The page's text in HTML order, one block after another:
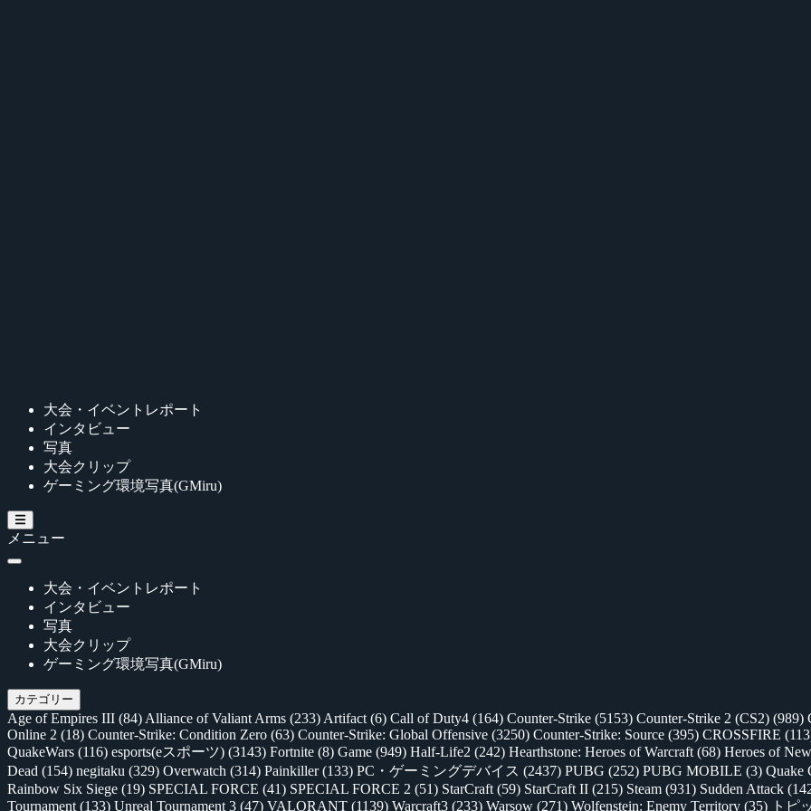
大会・イベントレポート
インタビュー
写真
大会クリップ
ゲーミング環境写真(GMiru)
メニュー
大会・イベントレポート
インタビュー
写真
大会クリップ
ゲーミング環境写真(GMiru)
カテゴリー
Age of Empires III (84) Alliance of Valiant Arms (233) Artifact (6) Call of Duty4 (164) Counter-Strike (5153) Counter-Strike 2 (CS2) (989)
Online 2 (18) Counter-Strike: Condition Zero (63) Counter-Strike: Global Offensive (3250) Counter-Strike: Source (395) CROSSFIRE
QuakeWars (116) esports(eスポーツ) (3143) Fortnite (8) Game (949) Half-Life2 (242) Hearthstone: Heroes of Warcraft (68) Heroes of
Dead (154) negitaku (329) Overwatch (314) Painkiller(133) PC・ゲーミングデバイス (2437) PUBG (252) PUBG MOBILE (3) Quake
Rainbow Six Siege (19) SPECIAL FORCE (41) SPECIAL FORCE 2 (51) StarCraft (59) StarCraft II (215) Steam (931) Sudden Attack
Tournament (133) Unreal Tournament 3 (47) VALORANT (1139) Warcraft3 (233) Warsow (271) Wolfenstein: Enemy Territory (35) トピ